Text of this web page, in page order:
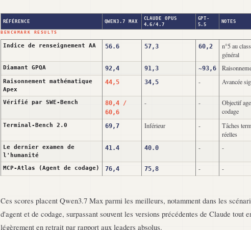
RÉFÉRENCE QWEN3.7 MAX
CLAUDE OPUS
4.6/4.7
GPT-
5.5
NOTES
Indice de renseignement AA 56.6 57,3 60,2
n°5 au
général
Diamant GPQA 92,4 91,3 ~93,6
Raisonnement mathématique
Apex
44,5 34,5 - Avancée
Vérifié par SWE-Bench
80,4 /
60,6
- -
Objectif
codage
Terminal-Bench 2.0 69,7 Inférieur -
Tâches
réelles
Le dernier examen de
l'humanité
41.4 40.0 - -
MCP-Atlas (Agent de codage) 76,4 75,8 - -
Ces scores placent Qwen3.7 Max parmi les meilleurs, notamment dans les
d'agent et de codage, surpassant souvent les versions précédentes de Claude tout
légèrement en retrait par rapport aux leaders absolus.